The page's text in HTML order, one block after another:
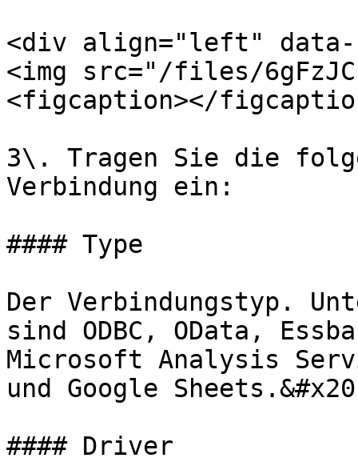
<div align="left"
<img src="/files/
<figcaption></
3\. Tragen Sie die
Verbindung ein:
#### Type
Der Verbindungstyp.
sind ODBC, OData,
Microsoft Analysis
und Google
#### Driver